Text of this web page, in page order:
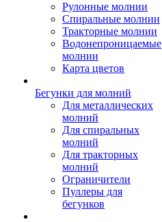
Рулонные молнии
Спиральные молнии
Тракторные молнии
Водонепроницаемые
молнии
Карта цветов
Бегунки для молний
Для металлических
молний
Для спиральных
молний
Для тракторных
молний
Ограничители
Пуллеры для
бегунков